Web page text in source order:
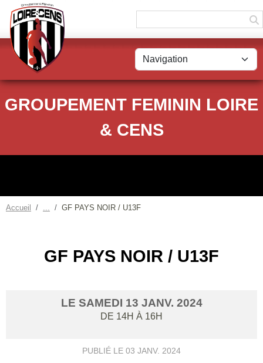
GROUPEMENT FEMININ LOIRE
& CENS
Accueil GF PAYS NOIR / U13F
GF PAYS NOIR / U13F
LE SAMEDI 13 JANV. 2024
DE 14H À 16H
PUBLIÉ LE 03 JANV. 2024
Panneau de gestion des cookies